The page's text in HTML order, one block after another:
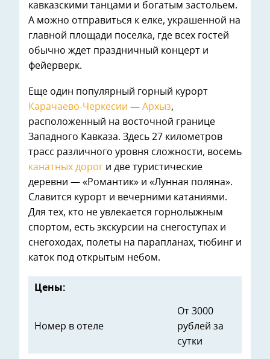
кавказскими танцами и богатым застольем.
А можно отправиться к елке, украшенной на
главной площади поселка, где всех гостей
обычно ждет праздничный концерт и
фейерверк.
Еще один популярный горный курорт
Карачаево-Черкесии — Архыз,
расположенный на восточной границе
Западного Кавказа. Здесь 27 километров
трасс различного уровня сложности, восемь
канатных дорог и две туристические
деревни — «Романтик» и «Лунная поляна».
Славится курорт и вечерними катаниями.
Для тех, кто не увлекается горнолыжным
спортом, есть экскурсии на снегоступах и
снегоходах, полеты на парапланах, тюбинг и
каток под открытым небом.
Цены:
Номер в отеле
От 3000
рублей за
сутки